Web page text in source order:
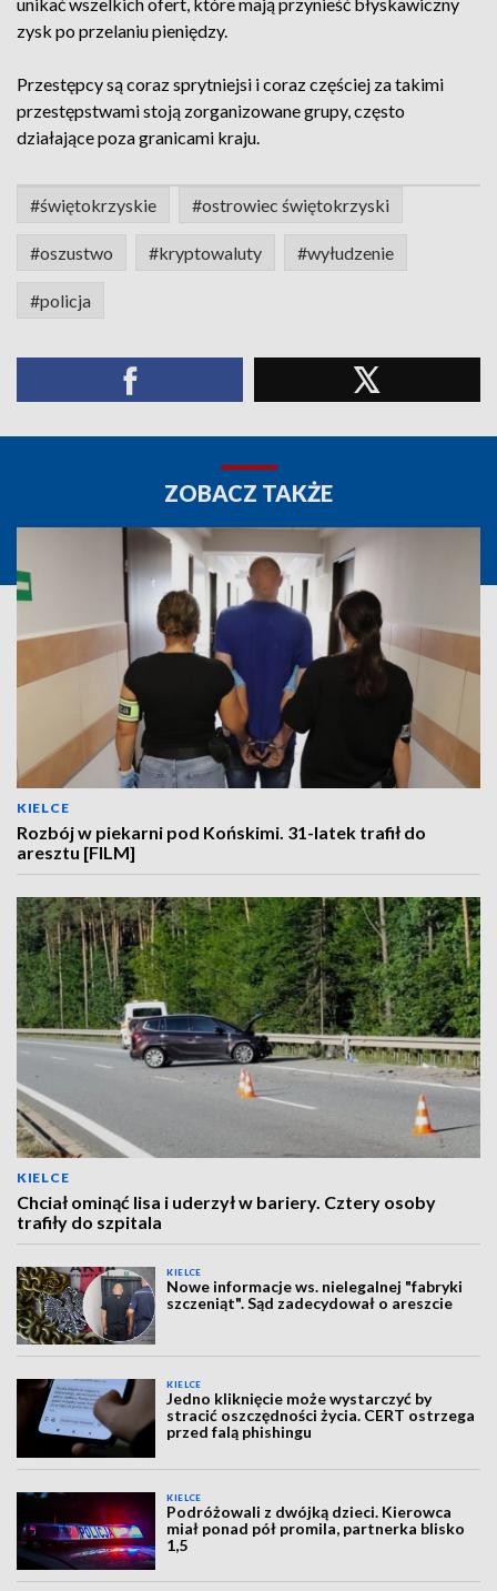
zysk po przelaniu pieniędzy.
Przestępcy są coraz sprytniejsi i coraz częściej za takimi
przestępstwami stoją zorganizowane grupy, często
działające poza granicami kraju.
#świętokrzyskie #ostrowiec świętokrzyski
#oszustwo #kryptowaluty #wyłudzenie
#policja
ZOBACZ TAKŻE
KIELCE
Rozbój w piekarni pod Końskimi. 31-latek trafił do
aresztu [FILM]
KIELCE
Chciał ominąć lisa i uderzył w bariery. Cztery osoby
trafiły do szpitala
KIELCE
Nowe informacje ws. nielegalnej "fabryki
szczeniąt". Sąd zadecydował o areszcie
KIELCE
Jedno kliknięcie może wystarczyć by
stracić oszczędności życia. CERT ostrzega
przed falą phishingu
KIELCE
Podróżowali z dwójką dzieci. Kierowca
miał ponad pół promila, partnerka blisko
1,5